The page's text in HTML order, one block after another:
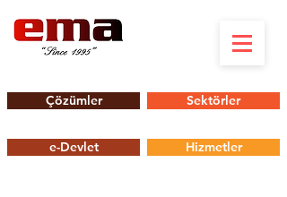
Çözümler Sektörler
e-Devlet Hizmetler